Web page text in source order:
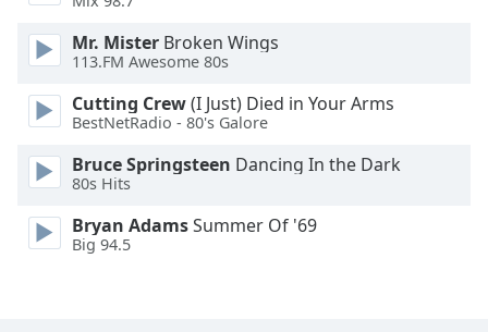
Text
Edge
Style
Font
Mr. Mister Broken Wings
113.FM Awesome 80s
Cutting Crew(I Just) Died in Your Arms
BestNetRadio - 80's Galore
Bruce Springsteen Dancing In the Dark
80s Hits
Bryan AdamsSummer Of '69
Big 94.5